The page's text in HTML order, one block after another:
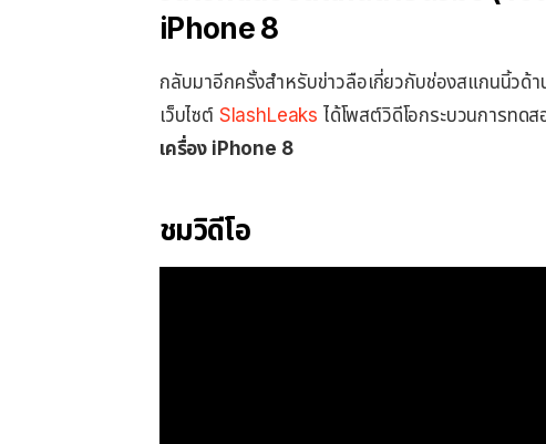
iPhone 8
กลับมาอีกครั้งสำหรับข่าวลือเกี่ยวกับช่องสแกนนิ้วด้
เว็บไซต์ SlashLeaks ได้โพสต์วิดีโอกระบวนการทดส
เครื่อง iPhone 8
ชมวิดีโอ